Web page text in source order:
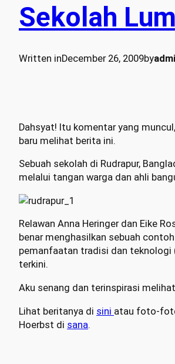
Sekolah
Written inDecember 26, 2009by
Dahsyat! Itu komentar yang
baru melihat berita ini.
Sebuah sekolah di Rudrapur,
melalui tangan warga dan ahli
Relawan Anna Heringer dan Eike
benar menghasilkan sebuah
pemanfaatan tradisi dan teknologi
terkini.
Aku senang dan terinspirasi
Lihat beritanya di sini atau foto-
Hoerbst di sana.